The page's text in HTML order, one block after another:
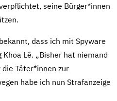
seine Bürger*innen
dass ich mit Spyware
Lê. „Bisher hat niemand
Täter*innen zur
habe ich nun Strafanzeige